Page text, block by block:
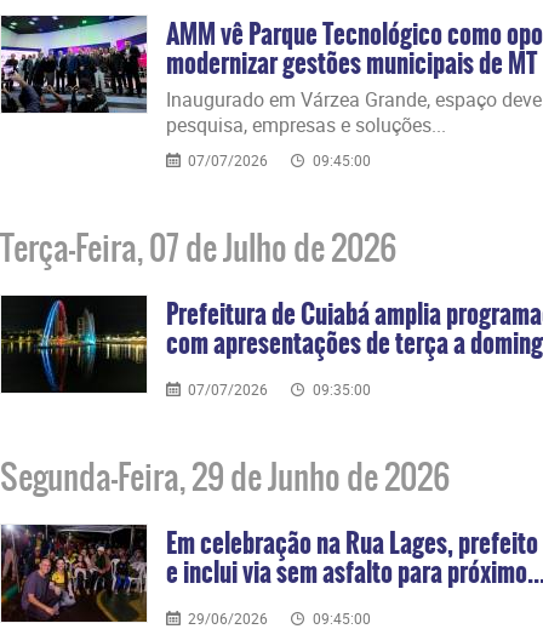
AMM vê Parque Tecnológico como
modernizar gestões municipais de MT
Inaugurado em Várzea Grande, espaço
pesquisa, empresas e soluções...
07/07/2026 09:45:00
Terça-Feira, 07 de Julho de 2026
Prefeitura de Cuiabá amplia
com apresentações de terça a
07/07/2026 09:35:00
Segunda-Feira, 29 de Junho de 2026
Em celebração na Rua Lages,
e inclui via sem asfalto para
29/06/2026 09:45:00